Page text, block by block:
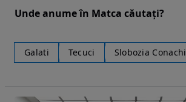
Unde anume în Matca căutați?
Galati Tecuci Slobozia Conachi